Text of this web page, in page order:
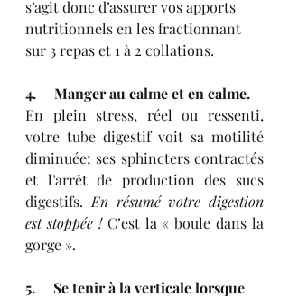
s’agit donc d’assurer vos apports
nutritionnels en les fractionnant
sur 3 repas et 1 à 2 collations.
4.     Manger au calme et en calme.
En plein stress, réel ou ressenti,
votre tube digestif voit sa motilité
diminuée; ses sphincters contractés
et l’arrêt de production des sucs
digestifs. En résumé votre digestion
est stoppée ! C’est la « boule dans la
gorge ».
5.     Se tenir à la verticale lorsque